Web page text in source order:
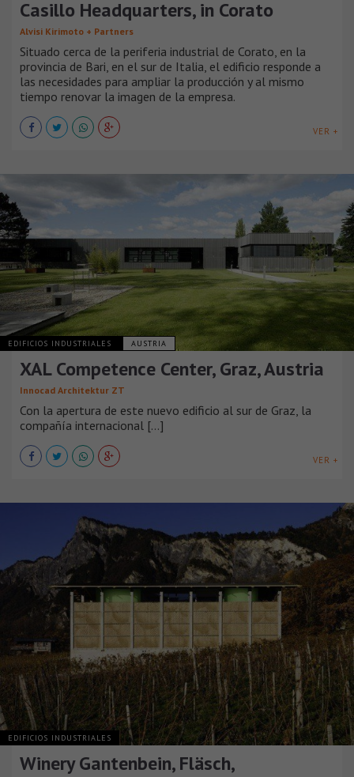
Casillo Headquarters, in Corato
Alvisi Kirimoto + Partners
Situado cerca de la periferia industrial de Corato, en la
provincia de Bari, en el sur de Italia, el edificio responde a
las necesidades para ampliar la producción y al mismo
tiempo renovar la imagen de la empresa.
VER +
EDIFICIOS INDUSTRIALES AUSTRIA
XAL Competence Center, Graz, Austria
Innocad Architektur ZT
Con la apertura de este nuevo edificio al sur de Graz, la
compañía internacional [...]
VER +
EDIFICIOS INDUSTRIALES
Winery Gantenbein, Fläsch,